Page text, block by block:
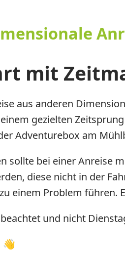
mit
aus anderen
gezielten
Adventurebox am
sollte bei einer Anreise
diese nicht in der
einem Problem führen.
und nicht
👋